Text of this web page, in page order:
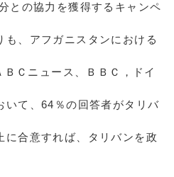
の協力を獲得するキャンペ
も、アフガニスタンにおける
Ｃニュース、ＢＢＣ，ドイ
いて、64％の回答者がタリバ
に合意すれば、タリバンを政